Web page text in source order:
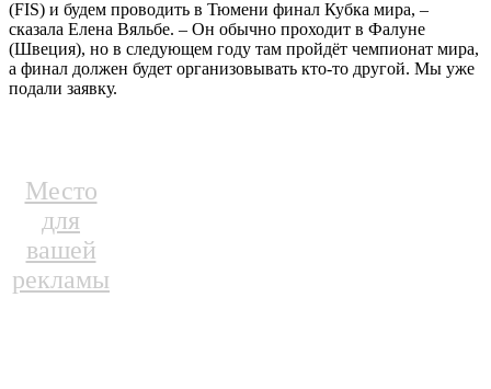
(FIS) и будем проводить в Тюмени финал Кубка мира, –
сказала Елена Вяльбе. – Он обычно проходит в Фалуне
(Швеция), но в следующем году там пройдёт чемпионат мира,
а финал должен будет организовывать кто-то другой. Мы уже
подали заявку.
Место
для
вашей
рекламы